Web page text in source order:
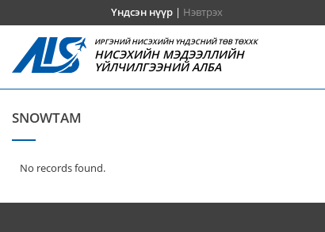
Үндсэн нүүр| Нэвтрэх
ИРГЭНИЙ НИСЭХИЙН ҮНДЭСНИЙ ТӨВ ТӨХХК
НИСЭХИЙН МЭДЭЭЛЛИЙН
ҮЙЛЧИЛГЭЭНИЙ АЛБА
SNOWTAM
No records found.